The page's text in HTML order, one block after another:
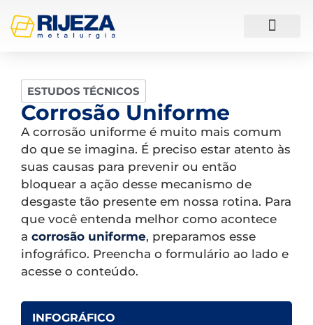
ESTUDOS TÉCNICOS
Corrosão Uniforme
A corrosão uniforme é muito mais comum
do que se imagina. É preciso estar atento às
suas causas para prevenir ou então
bloquear a ação desse mecanismo de
desgaste tão presente em nossa rotina. Para
que você entenda melhor como acontece
a corrosão uniforme, preparamos esse
infográfico. Preencha o formulário ao lado e
acesse o conteúdo.
INFOGRÁFICO